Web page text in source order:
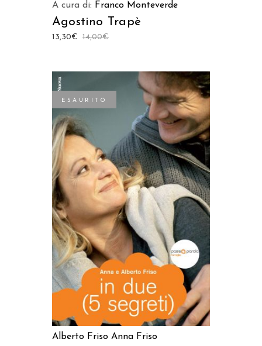
A cura di: Franco Monteverde
Agostino Trapè
14,00€
13,30€
ESAURITO
LEGGI TUTTO
Alberto Friso Anna Friso